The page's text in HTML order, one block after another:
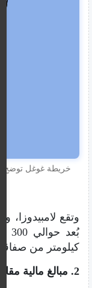
خريطة غوغل توضح
وتقع لامبيدوزا،
كيلومتر من
2. مبالغ مالية مقابل "ضمانات"